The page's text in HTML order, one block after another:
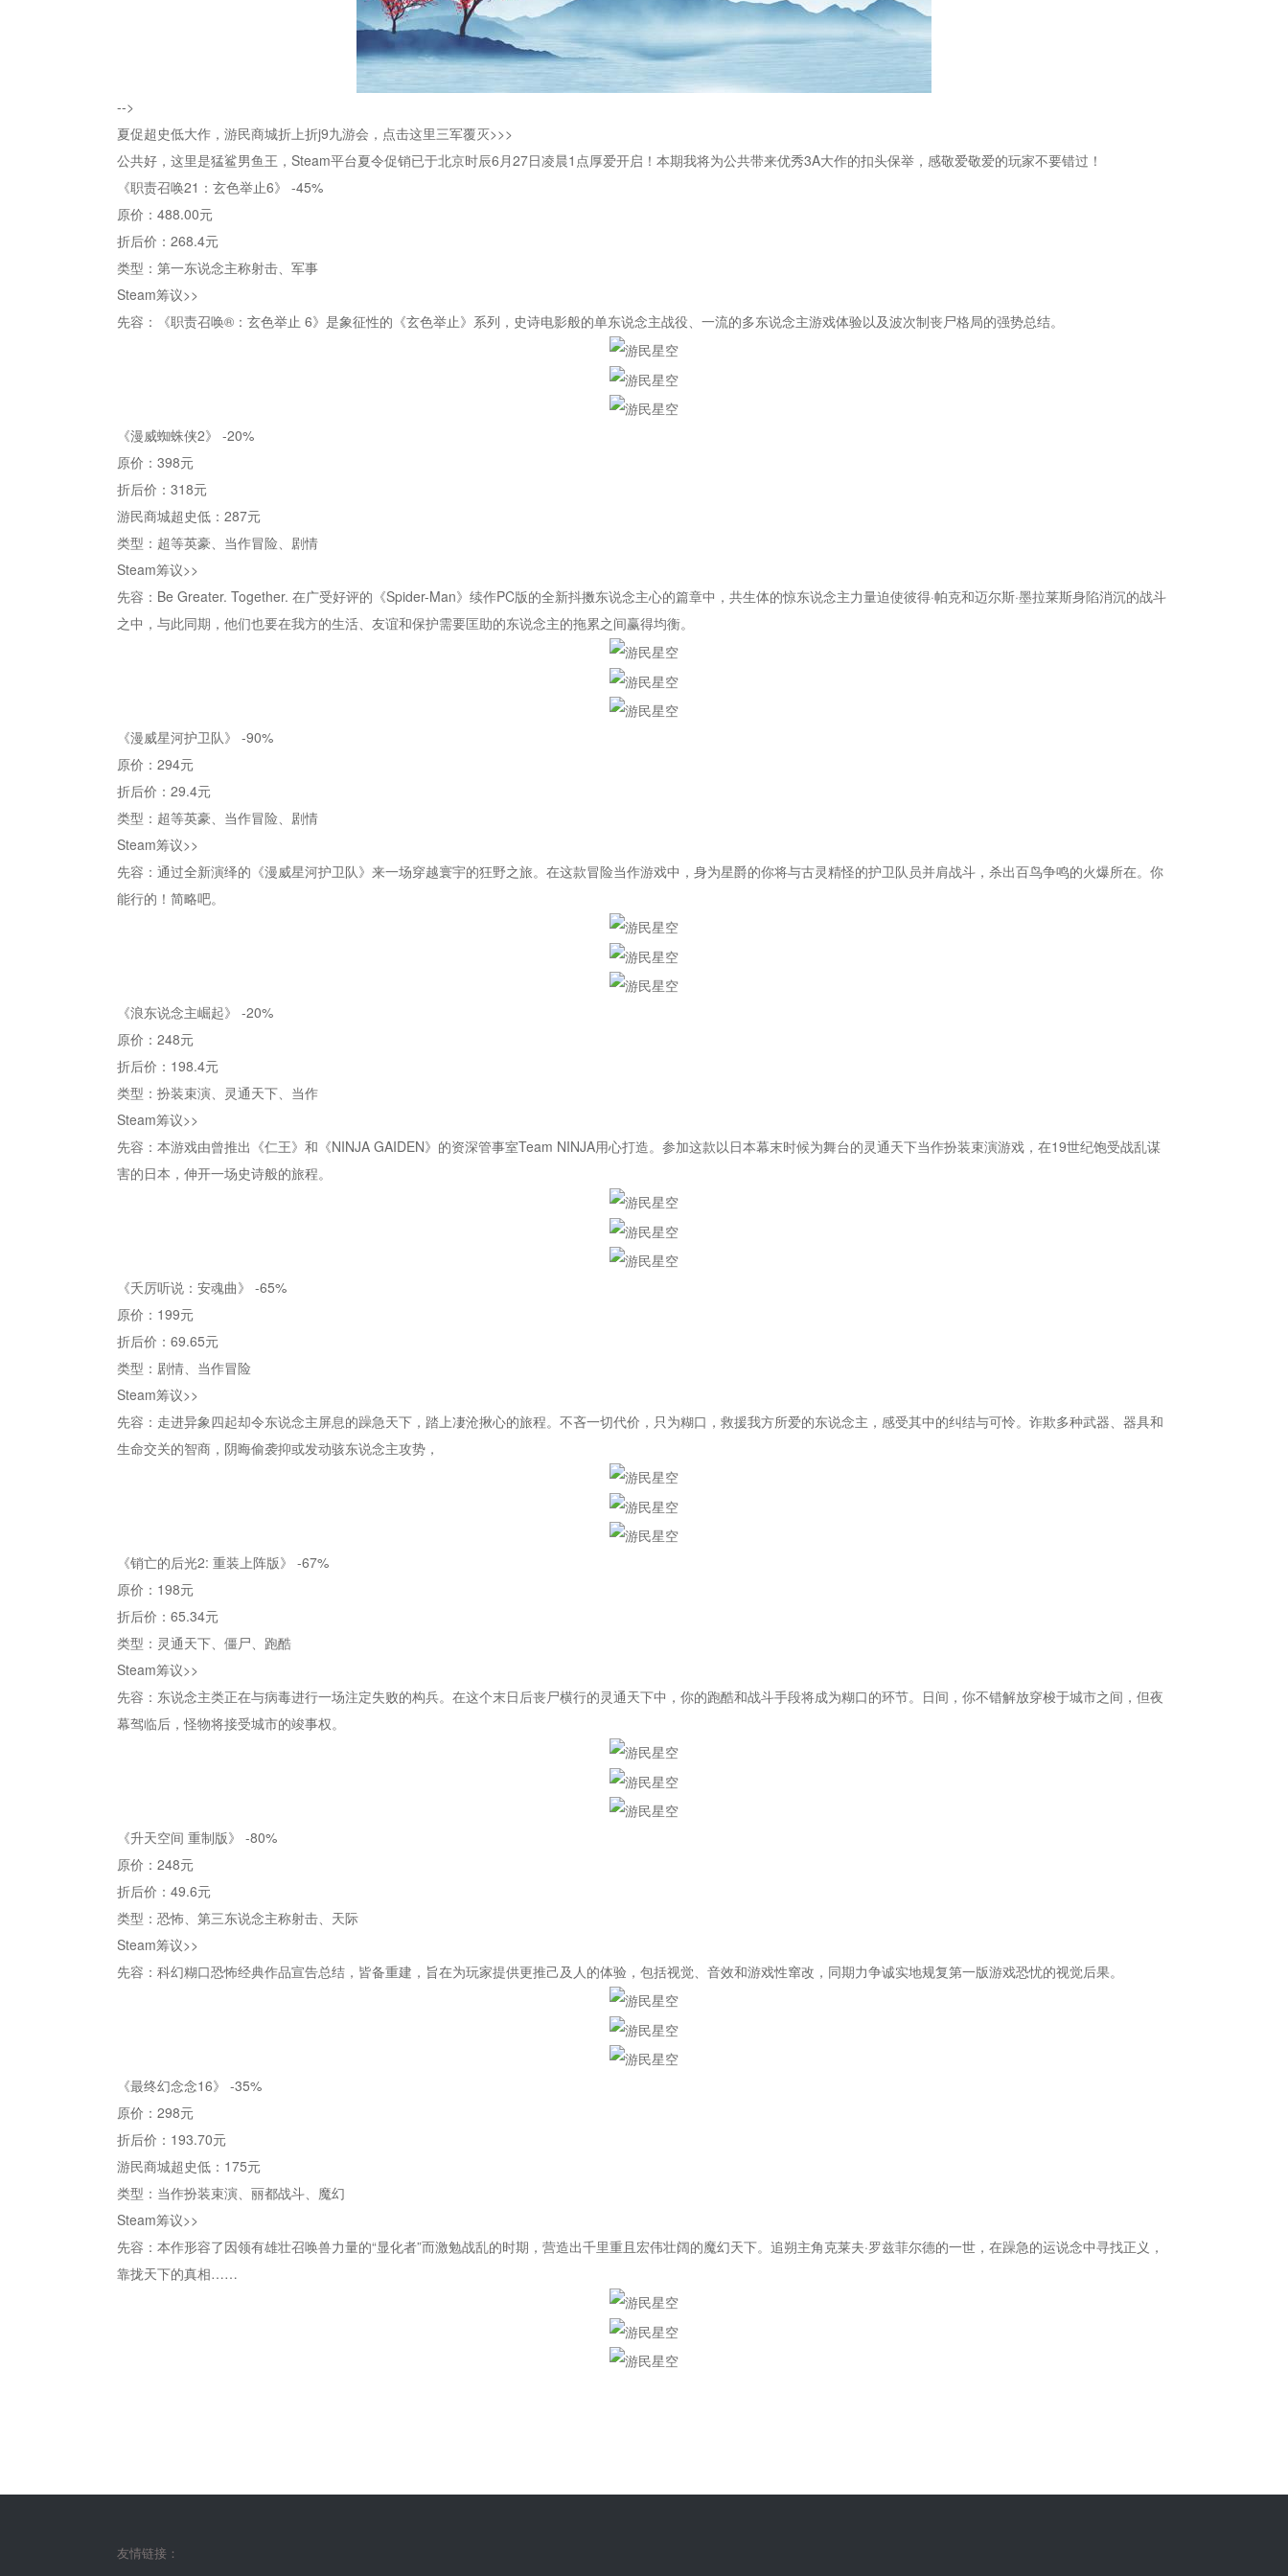
-->
夏促超史低大作，游民商城折上折j9九游会，点击这里三军覆灭>>>
公共好，这里是猛鲨男鱼王，Steam平台夏令促销已于北京时辰6月27日凌晨1点厚爱开启！本期我将为公共带来优秀3A大作的扣头保举，感敬爱敬爱的玩家不要错过！
《职责召唤21：玄色举止6》 -45%
原价：488.00元
折后价：268.4元
类型：第一东说念主称射击、军事
Steam筹议>>
先容：《职责召唤®：玄色举止 6》是象征性的《玄色举止》系列，史诗电影般的单东说念主战役、一流的多东说念主游戏体验以及波次制丧尸格局的强势总结。
《漫威蜘蛛侠2》 -20%
原价：398元
折后价：318元
游民商城超史低：287元
类型：超等英豪、当作冒险、剧情
Steam筹议>>
先容：Be Greater. Together. 在广受好评的《Spider-Man》续作PC版的全新抖擞东说念主心的篇章中，共生体的惊东说念主力量迫使彼得·帕克和迈尔斯·墨拉莱斯身陷消沉的战斗
之中，与此同期，他们也要在我方的生活、友谊和保护需要匡助的东说念主的拖累之间赢得均衡。
《漫威星河护卫队》 -90%
原价：294元
折后价：29.4元
类型：超等英豪、当作冒险、剧情
Steam筹议>>
先容：通过全新演绎的《漫威星河护卫队》来一场穿越寰宇的狂野之旅。在这款冒险当作游戏中，身为星爵的你将与古灵精怪的护卫队员并肩战斗，杀出百鸟争鸣的火爆所在。你
能行的！简略吧。
《浪东说念主崛起》 -20%
原价：248元
折后价：198.4元
类型：扮装束演、灵通天下、当作
Steam筹议>>
先容：本游戏由曾推出《仁王》和《NINJA GAIDEN》的资深管事室Team NINJA用心打造。参加这款以日本幕末时候为舞台的灵通天下当作扮装束演游戏，在19世纪饱受战乱谋
害的日本，伸开一场史诗般的旅程。
《夭厉听说：安魂曲》 -65%
原价：199元
折后价：69.65元
类型：剧情、当作冒险
Steam筹议>>
先容：走进异象四起却令东说念主屏息的躁急天下，踏上凄沧揪心的旅程。不吝一切代价，只为糊口，救援我方所爱的东说念主，感受其中的纠结与可怜。诈欺多种武器、器具和
生命交关的智商，阴晦偷袭抑或发动骇东说念主攻势，
《销亡的后光2: 重装上阵版》 -67%
原价：198元
折后价：65.34元
类型：灵通天下、僵尸、跑酷
Steam筹议>>
先容：东说念主类正在与病毒进行一场注定失败的构兵。在这个末日后丧尸横行的灵通天下中，你的跑酷和战斗手段将成为糊口的环节。日间，你不错解放穿梭于城市之间，但夜
幕驾临后，怪物将接受城市的竣事权。
《升天空间 重制版》 -80%
原价：248元
折后价：49.6元
类型：恐怖、第三东说念主称射击、天际
Steam筹议>>
先容：科幻糊口恐怖经典作品宣告总结，皆备重建，旨在为玩家提供更推己及人的体验，包括视觉、音效和游戏性窜改，同期力争诚实地规复第一版游戏恐忧的视觉后果。
《最终幻念念16》 -35%
原价：298元
折后价：193.70元
游民商城超史低：175元
类型：当作扮装束演、丽都战斗、魔幻
Steam筹议>>
先容：本作形容了因领有雄壮召唤兽力量的“显化者”而激勉战乱的时期，营造出千里重且宏伟壮阔的魔幻天下。追朔主角克莱夫·罗兹菲尔德的一世，在躁急的运说念中寻找正义，
靠拢天下的真相……
友情链接：